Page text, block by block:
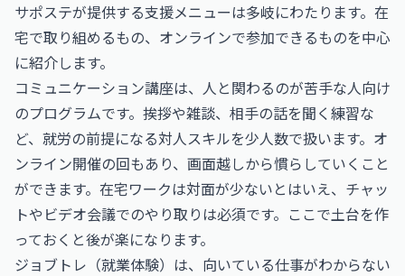
サポステが提供する支援メニューは多岐にわたります。在
宅で取り組めるもの、オンラインで参加できるものを中心
に紹介します。
コミュニケーション講座は、人と関わるのが苦手な人向け
のプログラムです。挨拶や雑談、相手の話を聞く練習な
ど、就労の前提になる対人スキルを少人数で扱います。オ
ンライン開催の回もあり、画面越しから慣らしていくこと
ができます。在宅ワークは対面が少ないとはいえ、チャッ
トやビデオ会議でのやり取りは必須です。ここで土台を作
っておくと後が楽になります。
ジョブトレ（就業体験）は、向いている仕事がわからない